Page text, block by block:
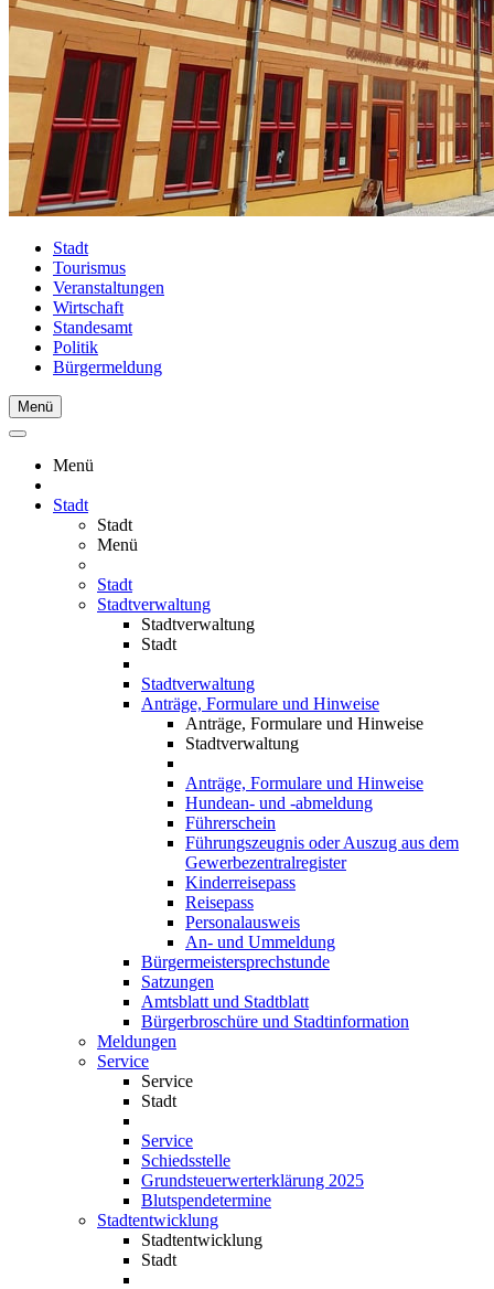
Stadt
Tourismus
Veranstaltungen
Wirtschaft
Standesamt
Politik
Bürgermeldung
Menü
Menü
Stadt
Stadt
Menü
Stadt
Stadtverwaltung
Stadtverwaltung
Stadt
Stadtverwaltung
Anträge, Formulare und Hinweise
Anträge, Formulare und Hinweise
Stadtverwaltung
Anträge, Formulare und Hinweise
Hundean- und -abmeldung
Führerschein
Führungszeugnis oder Auszug aus dem
Gewerbezentralregister
Kinderreisepass
Reisepass
Personalausweis
An- und Ummeldung
Bürgermeistersprechstunde
Satzungen
Amtsblatt und Stadtblatt
Bürgerbroschüre und Stadtinformation
Meldungen
Service
Service
Stadt
Service
Schiedsstelle
Grundsteuerwerterklärung 2025
Blutspendetermine
Stadtentwicklung
Stadtentwicklung
Stadt